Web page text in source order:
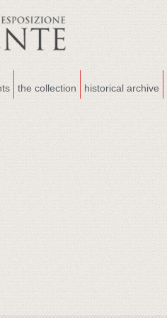
the collection historical archive